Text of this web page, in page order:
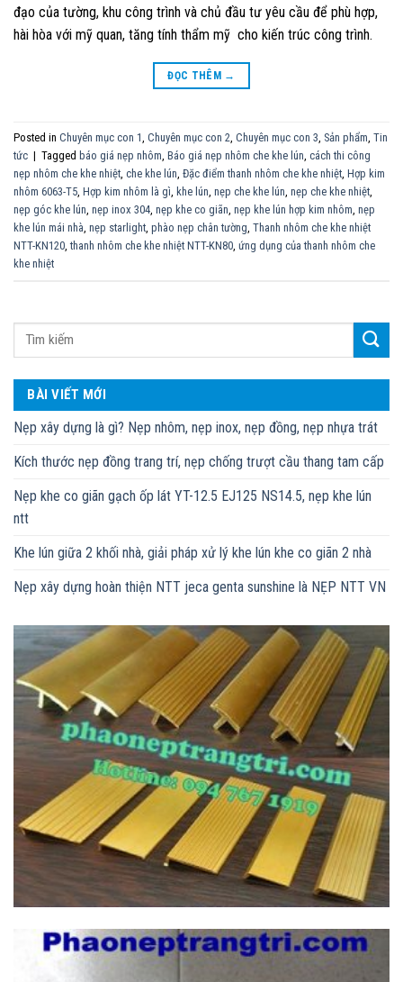
BÀI VIẾT MỚI
Nẹp xây dựng là gì? Nẹp nhôm, nẹp inox, nẹp đồng, nẹp nhựa trát
Kích thước nẹp đồng trang trí, nẹp chống trượt cầu thang tam cấp
Nẹp khe co giãn gạch ốp lát YT-12.5 EJ125 NS14.5, nẹp khe lún
ntt
Khe lún giữa 2 khối nhà, giải pháp xử lý khe lún khe co giãn 2 nhà
Nẹp xây dựng hoàn thiện NTT jeca genta sunshine là NẸP NTT VN
đạo của tường, khu công trình và chủ đầu tư yêu cầu để phù hợp,
hài hòa với mỹ quan, tăng tính thẩm mỹ cho kiến trúc công trình.
ĐỌC THÊM →
Posted in Chuyên mục con 1 Chuyên mục con 2 Chuyên mục con 3 Sản phẩm Tin
tức | Tagged báo giá nẹp nhôm Báo giá nẹp nhôm che khe lún cách thi công
nẹp nhôm che khe nhiệt che khe lún Đặc điểm thanh nhôm che khe nhiệt Hợp kim
nhôm 6063-T5 Hợp kim nhôm là gì khe lún nẹp che khe lún nẹp che khe nhiệt
nẹp góc khe lún nẹp inox 304 nẹp khe co giãn nẹp khe lún hợp kim nhôm nẹp
khe lún mái nhà nẹp starlight phào nẹp chân tường Thanh nhôm che khe nhiệt
NTT-KN120 ,thanh nhôm che khe nhiệt NTT-KN80 ứng dụng của thanh nhôm che
khe nhiệt